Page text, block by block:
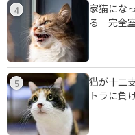
4
家猫にな
る 完全室
5
猫が十二
トラに負